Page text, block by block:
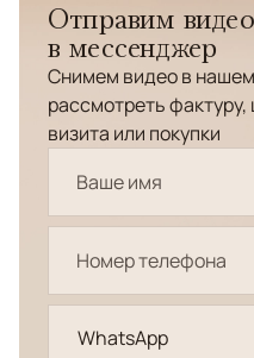
Отправим
в мессенджер
Снимем видео в
рассмотреть
визита или покупки
WhatsApp